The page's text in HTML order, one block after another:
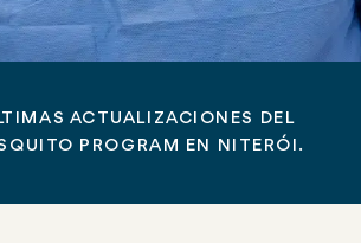
ACTUALIZACIONES DEL
PROGRAM EN NITERÓI.